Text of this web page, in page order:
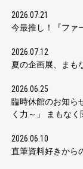
2026.07.21
今最推し！『ファ
2026.07.12
夏の企画展、まも
2026.06.25
臨時休館のお知ら
く力～」 まもなく
2026.06.10
直筆資料好きから